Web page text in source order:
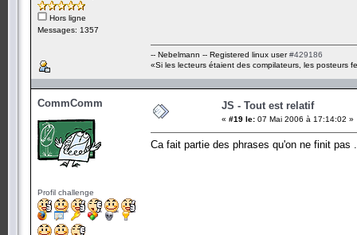
Hors ligne
Messages: 1357
-- Nebelmann -- Registered linux user#429186
«Si les lecteurs étaient des compilateurs, les posteurs
CommComm
Profil challenge
JS - Tout est relatif
« #19 le: 07 Mai 2006 à 17:14:02 »
Ca fait partie des phrases qu'on ne finit